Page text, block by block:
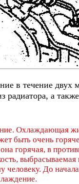
в течение двух
радиатора, а
Охлаждающая
быть очень
горячая, в
человеку. До